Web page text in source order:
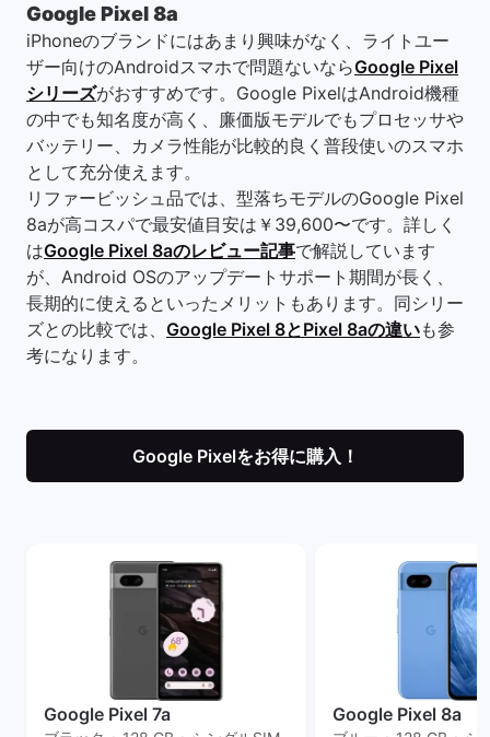
Google Pixel 8a
iPhoneのブランドにはあまり興味がなく、ライトユー
ザー向けのAndroidスマホで問題ないならGoogle Pixel
シリーズがおすすめです。Google PixelはAndroid機種
の中でも知名度が高く、廉価版モデルでもプロセッサや
バッテリー、カメラ性能が比較的良く普段使いのスマホ
として充分使えます。
リファービッシュ品では、型落ちモデルのGoogle Pixel
8aが高コスパで最安値目安は￥39,600〜です。詳しく
はGoogle Pixel 8aのレビュー記事で解説しています
が、Android OSのアップデートサポート期間が長く、
長期的に使えるといったメリットもあります。同シリー
ズとの比較では、 Google Pixel 8とPixel 8aの違いも参
考になります。
Google Pixelをお得に購入！
Google Pixel 7a Google Pixel 8a